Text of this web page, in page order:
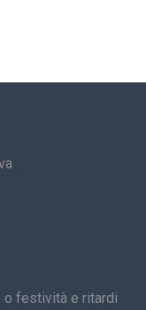
o festività e ritardi